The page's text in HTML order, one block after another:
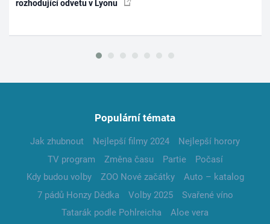
rozhodující odvetu v Lyonu
Populární témata
Jak zhubnout Nejlepší filmy 2024
Nejlepší horory
TV program
Změna času Partie
Počasí
Kdy budou volby
ZOO Nové začátky
Auto – katalog
7 pádů Honzy Dědka
Volby 2025
Svařené víno
Tatarák podle Pohlreicha
Aloe vera